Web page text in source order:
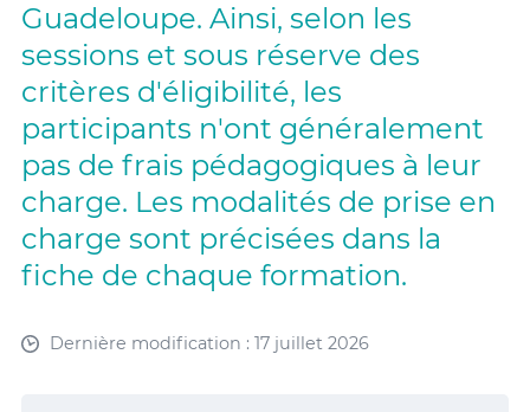
Guadeloupe. Ainsi, selon les
sessions et sous réserve des
critères d'éligibilité, les
participants n'ont généralement
pas de frais pédagogiques à leur
charge. Les modalités de prise en
charge sont précisées dans la
fiche de chaque formation.
Dernière modification : 17 juillet 2026